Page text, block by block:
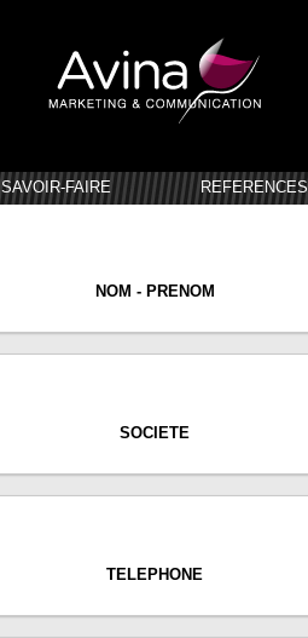
SAVOIR-FAIRE REFERENCES
NOM - PRENOM
SOCIETE
TELEPHONE